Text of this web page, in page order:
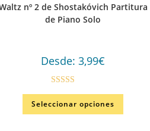
nº 2 de Shostakóvich Partitura
de Piano Solo
Desde:3,99€
en3.50
Seleccionar opciones
Este
tiene